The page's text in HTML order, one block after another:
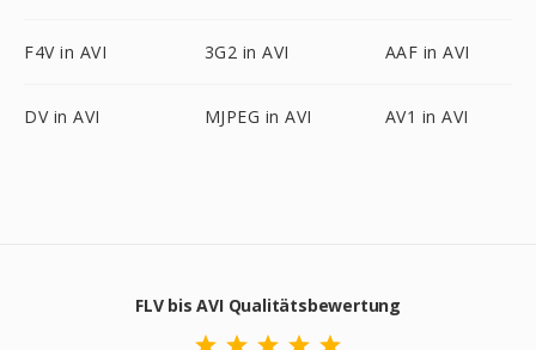
F4V in AVI 3G2 in AVI AAF in AVI
DV in AVI MJPEG in AVI AV1 in AVI
FLV bis AVI Qualitätsbewertung